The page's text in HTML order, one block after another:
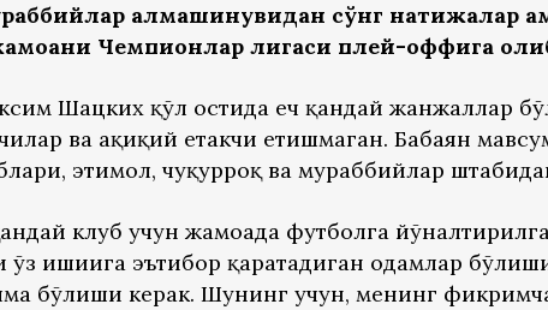
алмашинувидан сўнг натижалар
Чемпионлар лигаси плей-оффига
Шацких қўл остида ҳеч қандай жанжаллар
ва ҳақиқий етакчи етишмаган. Бабаян
эҳтимол, чуқурроқ ва мураббийлар
клуб учун жамоада футболга
ўз ишиига эътибор қаратадиган одамлар
бўлиши керак. Шунинг учун, менинг